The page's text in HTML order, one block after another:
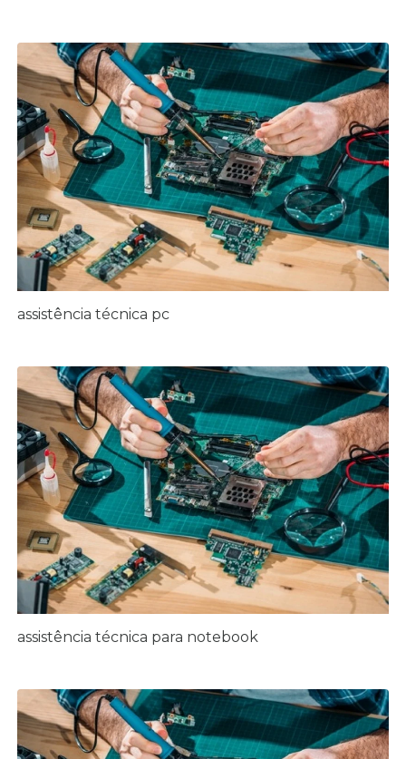
assistência técnica pc
assistência técnica para notebook